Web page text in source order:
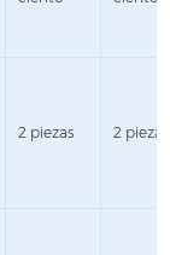
2 piezas 2 piezas